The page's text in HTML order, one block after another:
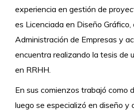
experiencia en gestión de
es Licenciada en Diseño
Administración de Empresas y
encuentra realizando la tesis de
en RRHH.
En sus comienzos trabajó como
luego se especializó en diseño y